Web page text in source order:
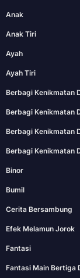
Anak
Anak Tiri
Ayah
Ayah Tiri
Berbagi Kenikmatan
Berbagi Kenikmatan
Berbagi Kenikmatan
Berbagi Kenikmatan
Binor
Bumil
Cerita Bersambung
Efek Melamun Jorok
Fantasi
Fantasi Main Bertiga